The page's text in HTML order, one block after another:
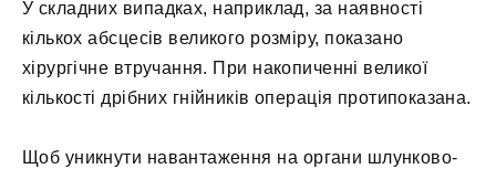
У складних випадках, наприклад, за наявності
кількох абсцесів великого розміру, показано
хірургічне втручання. При накопиченні великої
кількості дрібних гнійників операція протипоказана.
Щоб уникнути навантаження на органи шлунково-